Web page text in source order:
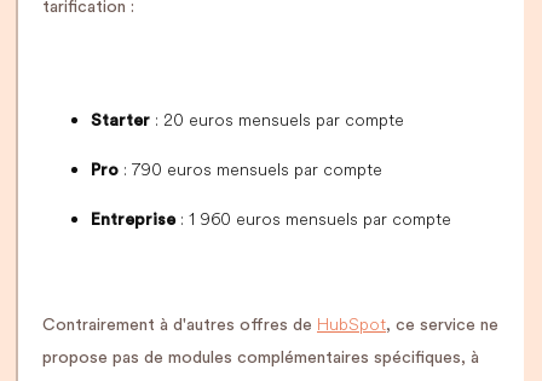
tarification :
Starter : 20 euros mensuels par compte
Pro : 790 euros mensuels par compte
Entreprise: 1 960 euros mensuels par compte
Contrairement à d'autres offres de HubSpot, ce service ne
propose pas de modules complémentaires spécifiques, à